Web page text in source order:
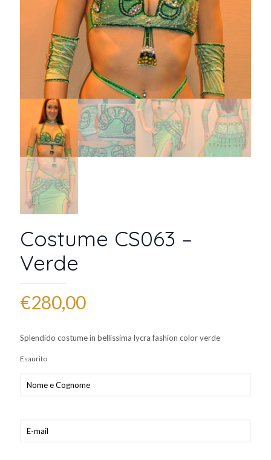
Costume CS063 –
Verde
€280,00
Splendido costume in bellissima lycra fashion color verde
Esaurito